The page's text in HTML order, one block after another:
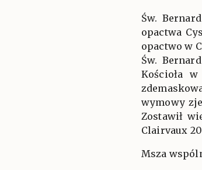
Św.
opactwa
opactwo w
Św.
Kościoła
wymowy
Zostawił
Clairvaux
Msza